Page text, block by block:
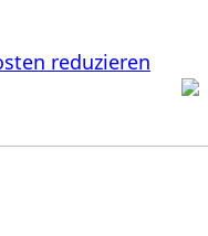
reduzieren